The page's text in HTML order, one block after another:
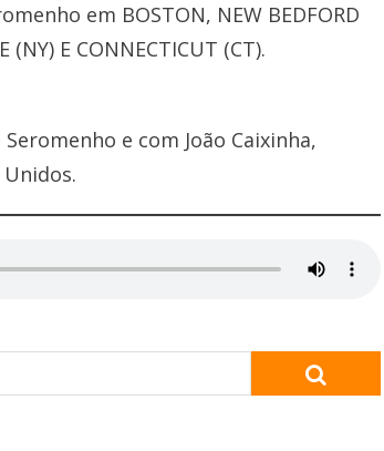
em BOSTON, NEW BEDFORD
(NY) E CONNECTICUT (CT).
e com João Caixinha,